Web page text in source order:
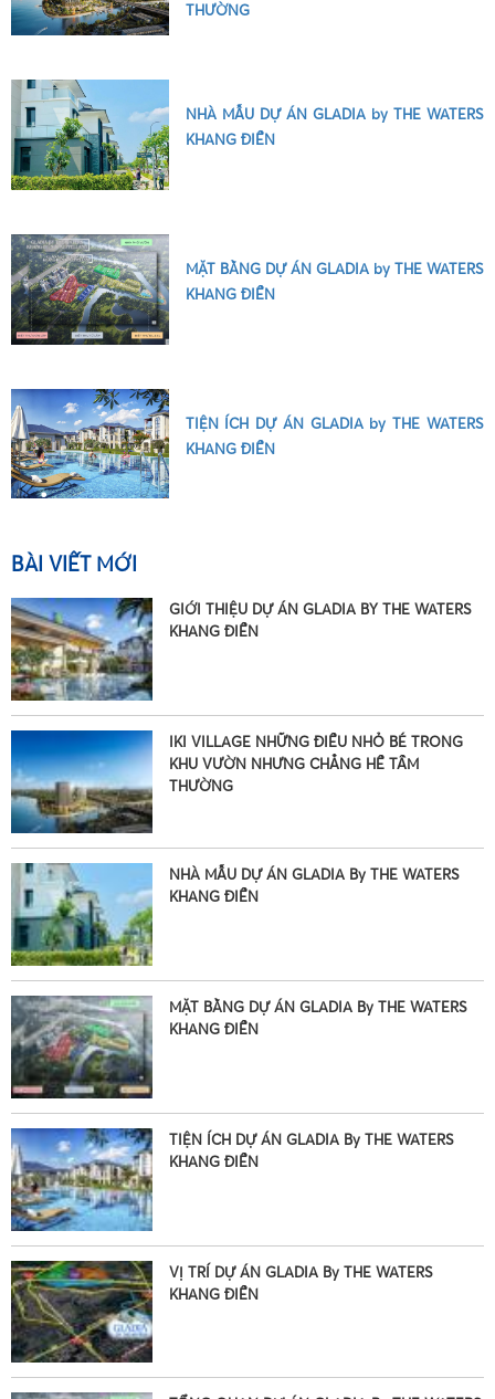
•
THƯỜNG
NHÀ MẪU DỰ ÁN GLADIA by THE WATERS
KHANG ĐIỀN
MẶT BẰNG DỰ ÁN GLADIA by THE WATERS
KHANG ĐIỀN
TIỆN ÍCH DỰ ÁN GLADIA by THE WATERS
KHANG ĐIỀN
BÀI VIẾT MỚI
GIỚI THIỆU DỰ ÁN GLADIA BY THE WATERS
KHANG ĐIỀN
IKI VILLAGE NHỮNG ĐIỀU NHỎ BÉ TRONG
KHU VƯỜN NHƯNG CHẲNG HỀ TẦM
THƯỜNG
NHÀ MẪU DỰ ÁN GLADIA By THE WATERS
KHANG ĐIỀN
MẶT BẰNG DỰ ÁN GLADIA By THE WATERS
KHANG ĐIỀN
TIỆN ÍCH DỰ ÁN GLADIA By THE WATERS
KHANG ĐIỀN
VỊ TRÍ DỰ ÁN GLADIA By THE WATERS
KHANG ĐIỀN